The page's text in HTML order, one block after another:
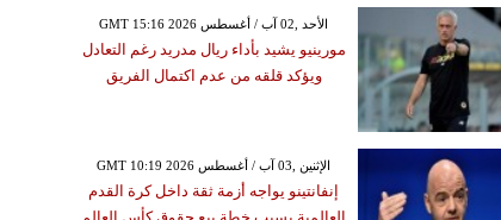
GMT 15:16 2026 الأحد ,02 آب / أغسطس
مورينيو يشيد بأداء ريال مدريد رغم التعادل
ويؤكد قلقه من عدم اكتمال الفريق
GMT 10:19 2026 الإثنين ,03 آب / أغسطس
إنفانتينو يواجه أزمة ثقة داخل كرة القدم